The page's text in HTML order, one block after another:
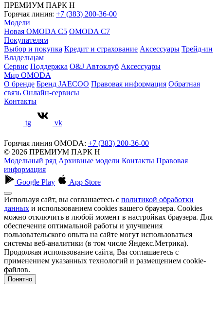
ПРЕМИУМ ПАРК Н
Горячая линия: +7 (383) 200-36-00
Модели
Новая OMODA C5 OMODA C7
Покупателям
Выбор и покупка Кредит и страхование Аксессуары Трейд-ин
Владельцам
Сервис Поддержка O&J Автоклуб Аксессуары
Мир OMODA
О бренде Бренд JAECOO Правовая информация Обратная
связь Онлайн-сервисы
Контакты
tg vk
Горячая линия OMODA: +7 (383) 200-36-00
© 2026 ПРЕМИУМ ПАРК Н
Модельный ряд Архивные модели Контакты Правовая
информация
Google Play
App Store
Используя сайт, вы соглашаетесь с политикой обработки
данных и использованием cookies вашего браузера. Cookies
можно отключить в любой момент в настройках браузера. Для
обеспечения оптимальной работы и улучшения
пользовательского опыта на сайте могут использоваться
системы веб-аналитики (в том числе Яндекс.Метрика).
Продолжая использование сайта, Вы соглашаетесь с
применением указанных технологий и размещением cookie-
файлов.
Понятно